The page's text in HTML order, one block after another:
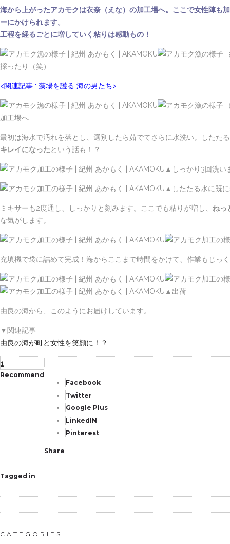
海から上がったアカモクは衣奈（えな）の加工場へ。ここで女性陣も
ーにかけられます。
工程を経るごとに増していく粘りは感動もの！
採ったり（笑）
<関連記事 : 藻場を護る 海の男たち>
加工場へ
最初は海水で汚れを落とし、選別したら茹でてさらに水洗い。したた
キレイになったという話も！？
▲しっかり3回洗い
▲したたる水に既
ミキサーも2度通し、しっかりと刻みます。ここでも粘りが増し、 ねっ
な気がします。
充填機で袋に詰めて完成！海からここまで時間をかけて、作業もじっ
▲出荷
由良の海から、このようにお届けしています。
▼関連記事
由良の海が町と女性を笑顔に！？
1
Recommend
Facebook
Twitter
Google Plus
LinkedIN
Pinterest
Share
Tagged in
CATEGORIES